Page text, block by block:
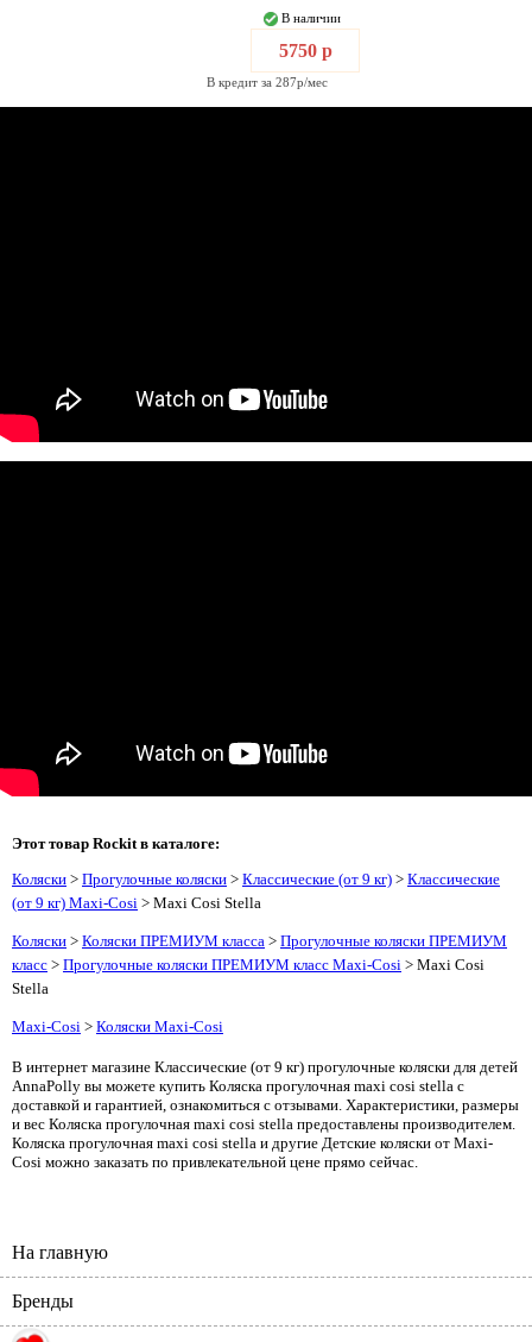
В наличии
5750 р
В кредит за 287р/мес
Этот товар Rockit в каталоге:
Коляски > Прогулочные коляски > Классические (от 9 кг) > Классические
(от 9 кг) Maxi-Cosi > Maxi Cosi Stella
Коляски > Коляски ПРЕМИУМ класса > Прогулочные коляски ПРЕМИУМ
класс > Прогулочные коляски ПРЕМИУМ класс Maxi-Cosi > Maxi Cosi
Stella
Maxi-Cosi > Коляски Maxi-Cosi
В интернет магазине Классические (от 9 кг) прогулочные коляски для детей
AnnaPolly вы можете купить Коляска прогулочная maxi cosi stella с
доставкой и гарантией, ознакомиться с отзывами. Характеристики, размеры
и вес Коляска прогулочная maxi cosi stella предоставлены производителем.
Коляска прогулочная maxi cosi stella и другие Детские коляски от Maxi-
Cosi можно заказать по привлекательной цене прямо сейчас.
На главную
Бренды